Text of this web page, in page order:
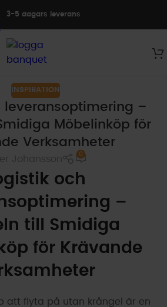
3-5 dagars leverans
INSPIRATION
leveransoptimering –
Möbelinköp för
Verksamheter
och
–
till Smidiga
för Krävande
att flyta på utan krångel är en